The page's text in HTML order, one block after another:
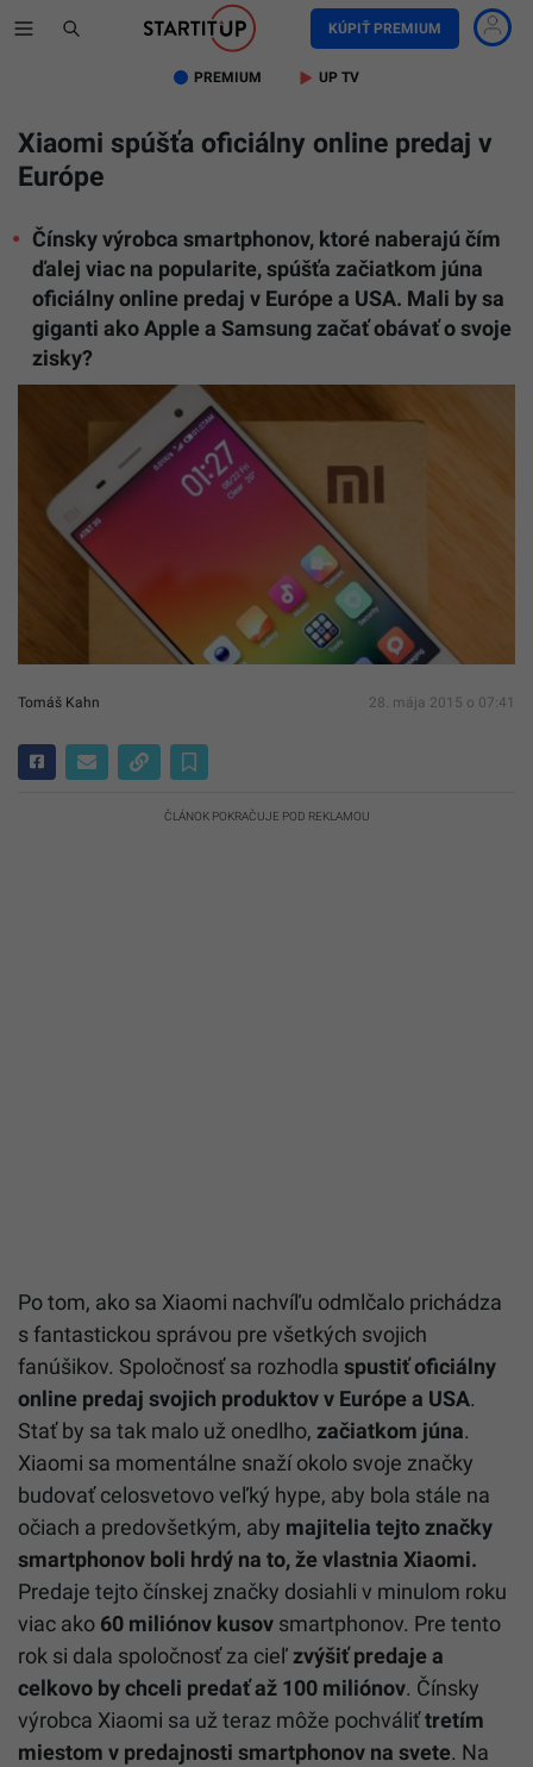
KÚPIŤ PREMIUM
PREMIUM UP TV
Xiaomi spúšťa oficiálny online predaj v
Európe
Čínsky výrobca smartphonov, ktoré naberajú čím
ďalej viac na popularite, spúšťa začiatkom júna
oficiálny online predaj v Európe a USA. Mali by sa
giganti ako Apple a Samsung začať obávať o svoje
zisky?
Tomáš Kahn 28. mája 2015 o 07:41
ČLÁNOK POKRAČUJE POD REKLAMOU
Po tom, ako sa Xiaomi nachvíľu odmlčalo prichádza
s fantastickou správou pre všetkých svojich
fanúšikov. Spoločnosť sa rozhodla spustiť oficiálny
online predaj svojich produktov v Európe a USA.
Stať by sa tak malo už onedlho, začiatkom júna.
Xiaomi sa momentálne snaží okolo svoje značky
budovať celosvetovo veľký hype, aby bola stále na
očiach a predovšetkým, aby majitelia tejto značky
smartphonov boli hrdý na to, že vlastnia Xiaomi.
Predaje tejto čínskej značky dosiahli v minulom roku
viac ako 60 miliónov kusov smartphonov. Pre tento
rok si dala spoločnosť za cieľzvýšiť predaje a
celkovo by chceli predať až 100 miliónov. Čínsky
výrobca Xiaomi sa už teraz môže pochváliťtretím
miestom v predajnosti smartphonov na svete. Na